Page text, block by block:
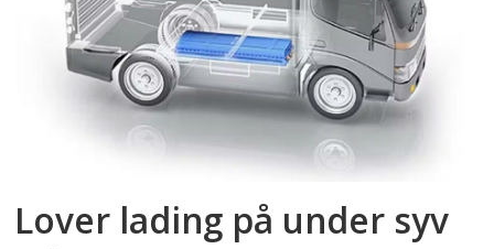
Lover lading på under syv